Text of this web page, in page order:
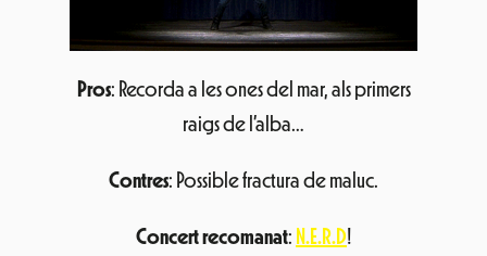
Pros: Recorda a les ones del mar, als primers
raigs de l’alba…
Contres: Possible fractura de maluc.
Concert recomanat: N.E.R.D!